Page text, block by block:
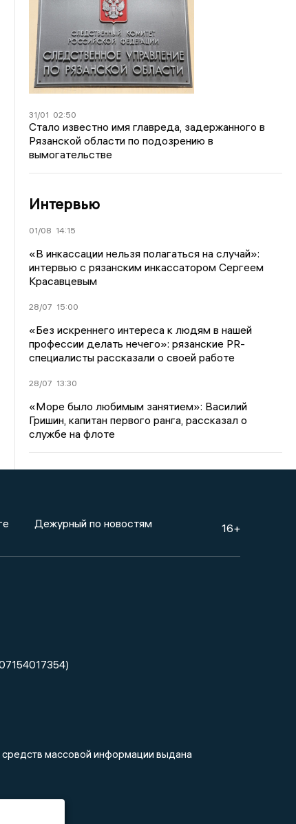
31/01 02:50
Стало известно имя главреда, задержанного в
Рязанской области по подозрению в
вымогательстве
Интервью
01/08 14:15
«В инкассации нельзя полагаться на случай»:
интервью с рязанским инкассатором Сергеем
Красавцевым
28/07 15:00
«Без искреннего интереса к людям в нашей
профессии делать нечего»: рязанские PR-
специалисты рассказали о своей работе
28/07 13:30
«Море было любимым занятием»: Василий
Гришин, капитан первого ранга, рассказал о
службе на флоте
Дежурный по новостям 16+
массовой информации выдана